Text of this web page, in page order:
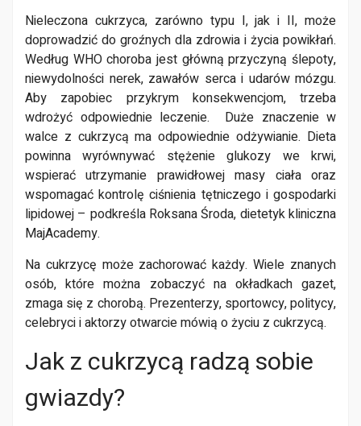
Nieleczona cukrzyca, zarówno typu I, jak i II, może
doprowadzić do groźnych dla zdrowia i życia powikłań.
Według WHO choroba jest główną przyczyną ślepoty,
niewydolności nerek, zawałów serca i udarów mózgu.
Aby zapobiec przykrym konsekwencjom, trzeba
wdrożyć odpowiednie leczenie. Duże znaczenie w
walce z cukrzycą ma odpowiednie odżywianie. Dieta
powinna wyrównywać stężenie glukozy we krwi,
wspierać utrzymanie prawidłowej masy ciała oraz
wspomagać kontrolę ciśnienia tętniczego i gospodarki
lipidowej – podkreśla Roksana Środa, dietetyk kliniczna
MajAcademy.
Na cukrzycę może zachorować każdy. Wiele znanych
osób, które można zobaczyć na okładkach gazet,
zmaga się z chorobą. Prezenterzy, sportowcy, politycy,
celebryci i aktorzy otwarcie mówią o życiu z cukrzycą.
Jak z cukrzycą radzą sobie
gwiazdy?